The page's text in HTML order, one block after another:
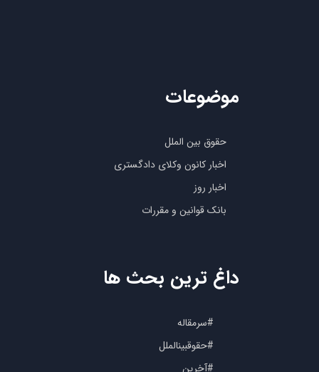
حقوق بین الملل
اخبار کانون وکلای دادگستری
اخبار روز
بانک قوانین و مقررات
موضوعات
#سرمقاله
#حقوقبینالملل
#آخرین
داغ ترین بحث ها